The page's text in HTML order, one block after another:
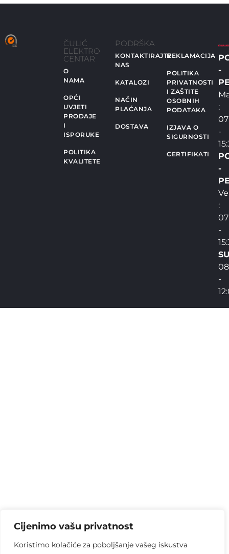
Cijenimo vašu privatnost
Koristimo kolačiće za poboljšanje vašeg iskustva
ČULIĆ
ELEKTRO
CENTAR
O
NAMA
OPĆI
UVJETI
PRODAJE
I
ISPORUKE
POLITIKA
KVALITETE
PODRŠKA
KONTAKTIRAJTE
NAS
KATALOZI
NAČIN
PLAĆANJA
DOSTAVA
REKLAMACIJA
POLITIKA
PRIVATNOSTI
I ZAŠTITE
OSOBNIH
PODATAKA
IZJAVA O
SIGURNOSTI
CERTIFIKATI
-
:
-
-
:
-
-